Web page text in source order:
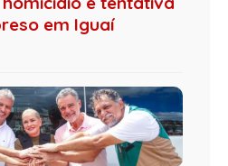
em Iguaí